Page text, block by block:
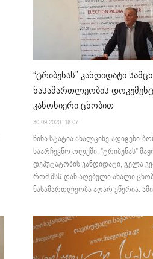
“ტრიბუნას” კანდიდატი
ნასამართლეობის
კანონიერი ცნობით
30.09.2020. 18:07
წინა სტატია ახალციხე-ადიგენი-
საარჩევნო ოლქში, "ტრიბუნას"
დეპუტატობის კანდიდატი, გელა
რომ შსს-დან აღებული ახალი
ნასამართლეობა აღარ უწერია.